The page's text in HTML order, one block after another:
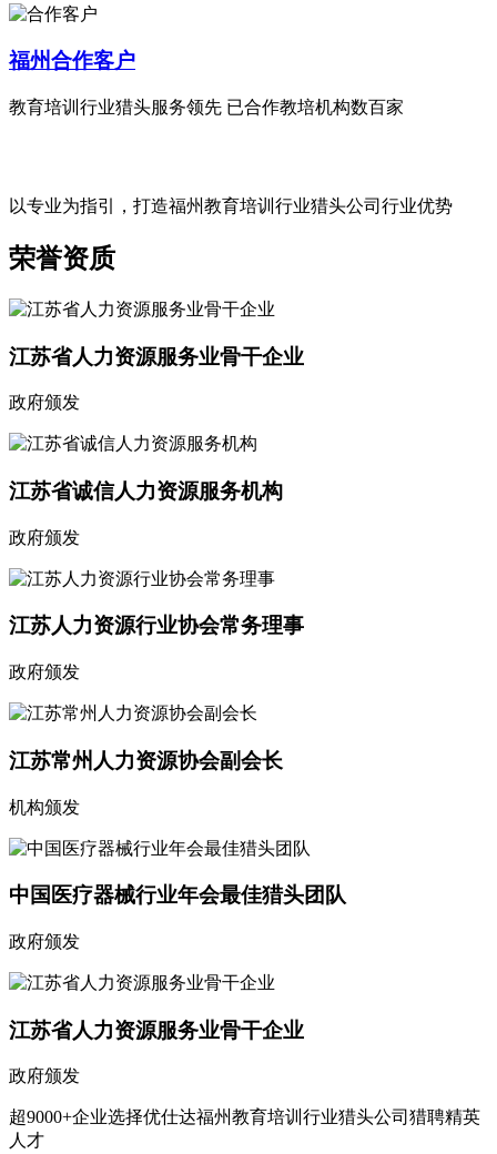
福州合作客户
教育培训行业猎头服务领先 已合作教培机构数百家
以专业为指引，打造福州教育培训行业猎头公司行业优势
荣誉资质
江苏省人力资源服务业骨干企业
政府颁发
江苏省诚信人力资源服务机构
政府颁发
江苏人力资源行业协会常务理事
政府颁发
江苏常州人力资源协会副会长
机构颁发
中国医疗器械行业年会最佳猎头团队
政府颁发
江苏省人力资源服务业骨干企业
政府颁发
超9000+企业选择优仕达福州教育培训行业猎头公司猎聘精英
人才